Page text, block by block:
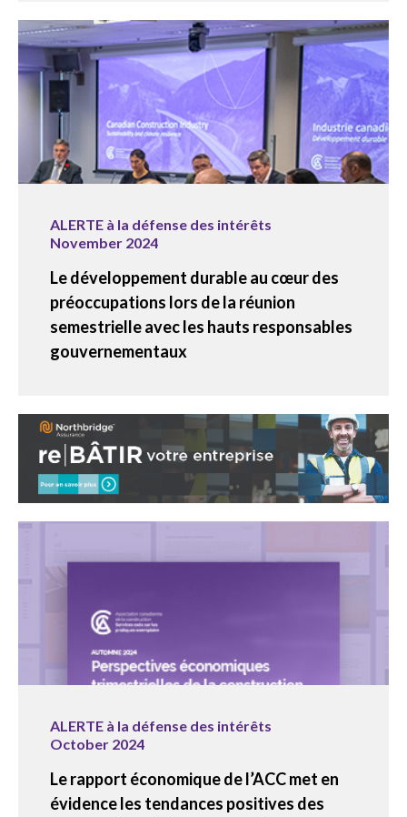
ALERTE à la défense des intérêts
November 2024
Le développement durable au cœur des
préoccupations lors de la réunion
semestrielle avec les hauts responsables
gouvernementaux
ALERTE à la défense des intérêts
October 2024
Le rapport économique de l’ACC met en
évidence les tendances positives des